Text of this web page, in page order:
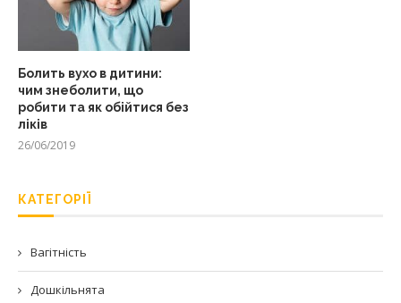
Болить вухо в дитини:
чим знеболити, що
робити та як обійтися без
ліків
26/06/2019
КАТЕГОРІЇ
Вагітність
Дошкільнята